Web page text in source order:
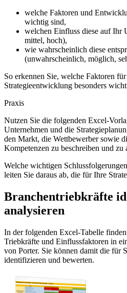
welche Faktoren und
wichtig sind,
welchen Einfluss diese auf Ihr
mittel, hoch),
wie wahrscheinlich diese
(unwahrscheinlich, möglich,
So erkennen Sie, welche Faktoren
Strategieentwicklung besonders
Praxis
Nutzen Sie die folgenden Excel-
Unternehmen und die
den Markt, die Wettbewerber sowie
Kompetenzen zu beschreiben und zu
Welche wichtigen
leiten Sie daraus ab, die für Ihre
Branchentriebkräfte
analysieren
In der folgenden Excel-Tabelle
Triebkräfte und Einflussfaktoren in
von Porter. Sie können damit die für
identifizieren und bewerten.